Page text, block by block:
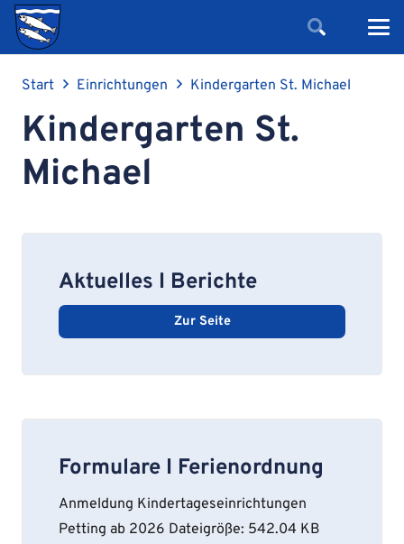
Start Einrichtungen Kindergarten St. Michael
Kindergarten St.
Michael
Aktuelles I Berichte
Zur Seite
Formulare I Ferienordnung
Anmeldung Kindertageseinrichtungen
Petting ab 2026 Dateigröße: 542.04 KB